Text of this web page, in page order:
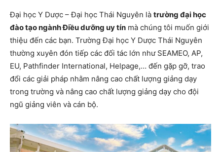
Đại học Y Dược – Đại học Thái Nguyên là trường đại học
đào tạo ngành Điều dưỡng uy tín mà chúng tôi muốn giới
thiệu đến các bạn. Trường Đại học Y Dược Thái Nguyên
thường xuyên đón tiếp các đối tác lớn như SEAMEO, AP,
EU, Pathfinder International, Helpage,… đến gặp gỡ, trao
đổi các giải pháp nhằm nâng cao chất lượng giảng dạy
trong trường và nâng cao chất lượng giảng dạy cho đội
ngũ giảng viên và cán bộ.